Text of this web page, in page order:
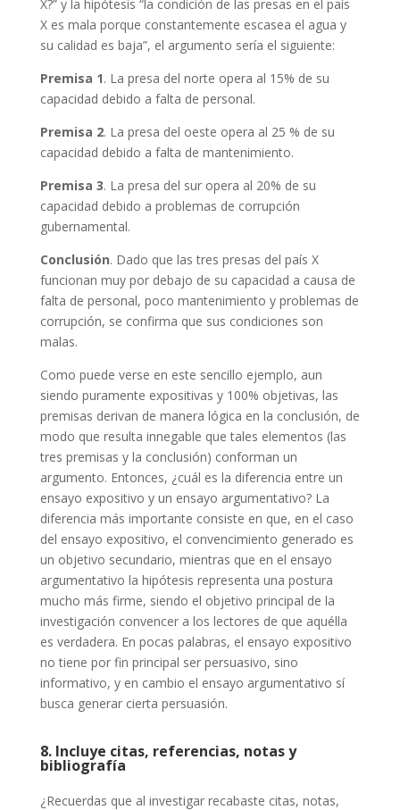
X?” y la hipótesis “la condición de las presas en el país
X es mala porque constantemente escasea el agua y
su calidad es baja”, el argumento sería el siguiente:
Premisa 1. La presa del norte opera al 15% de su
capacidad debido a falta de personal.
Premisa 2. La presa del oeste opera al 25 % de su
capacidad debido a falta de mantenimiento.
Premisa 3. La presa del sur opera al 20% de su
capacidad debido a problemas de corrupción
gubernamental.
Conclusión. Dado que las tres presas del país X
funcionan muy por debajo de su capacidad a causa de
falta de personal, poco mantenimiento y problemas de
corrupción, se confirma que sus condiciones son
malas.
Como puede verse en este sencillo ejemplo, aun
siendo puramente expositivas y 100% objetivas, las
premisas derivan de manera lógica en la conclusión, de
modo que resulta innegable que tales elementos (las
tres premisas y la conclusión) conforman un
argumento. Entonces, ¿cuál es la diferencia entre un
ensayo expositivo y un ensayo argumentativo? La
diferencia más importante consiste en que, en el caso
del ensayo expositivo, el convencimiento generado es
un objetivo secundario, mientras que en el ensayo
argumentativo la hipótesis representa una postura
mucho más firme, siendo el objetivo principal de la
investigación convencer a los lectores de que aquélla
es verdadera. En pocas palabras, el ensayo expositivo
no tiene por fin principal ser persuasivo, sino
informativo, y en cambio el ensayo argumentativo sí
busca generar cierta persuasión.
8. Incluye citas, referencias, notas y
bibliografía
¿Recuerdas que al investigar recabaste citas, notas,